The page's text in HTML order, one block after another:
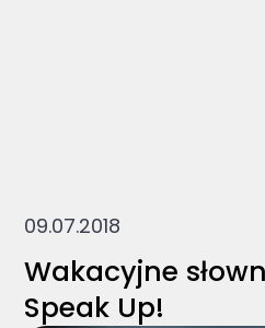
09.07.2018
Wakacyjne
Speak Up!